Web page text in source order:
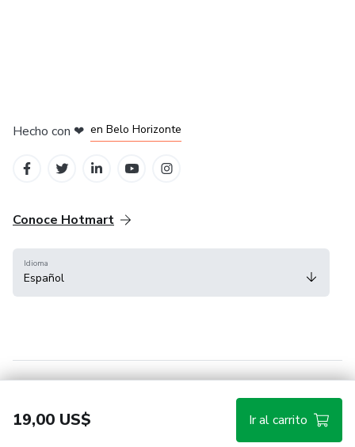
19,00 US$ Ir al carrito
Hecho con ❤ en Belo Horizonte
Conoce Hotmart
Idioma
Español
Hotmart — 2011-2026 © Todos los derechos reservados.